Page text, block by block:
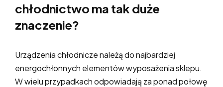
chłodnictwo ma tak duże
znaczenie?
Urządzenia chłodnicze należą do najbardziej
energochłonnych elementów wyposażenia sklepu.
W wielu przypadkach odpowiadają za ponad połowę